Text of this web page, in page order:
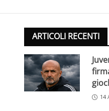
ARTICOLI RECENTI
14